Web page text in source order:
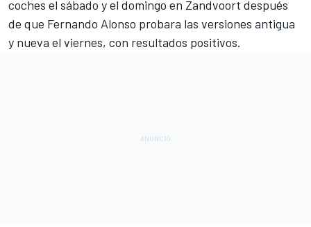
coches el sábado y el domingo en Zandvoort después
de que Fernando Alonso probara las versiones antigua
y nueva el viernes, con resultados positivos.